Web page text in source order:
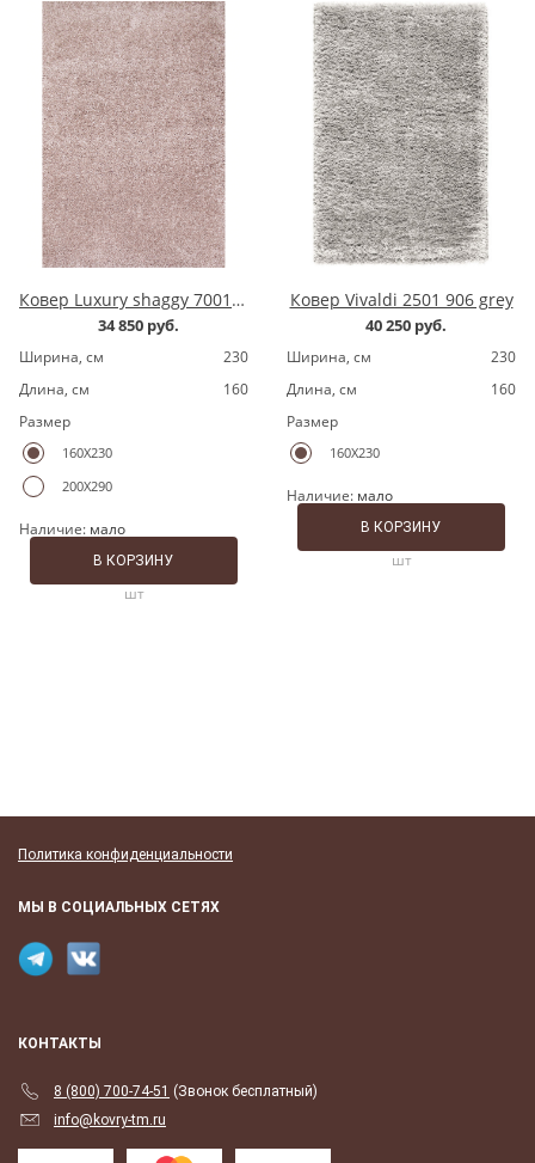
Ковер Luxury shaggy 7001200.8 pink
34 850 руб.
Ширина, cм
230
Длина, cм
160
Размер
160X230
200X290
Наличие: мало
шт
В КОРЗИНУ
Ковер Vivaldi 2501 906 grey
40 250 руб.
Ширина, cм
230
Длина, cм
160
Размер
160X230
Наличие: мало
шт
В КОРЗИНУ
Политика конфиденциальности
МЫ В СОЦИАЛЬНЫХ СЕТЯХ
КОНТАКТЫ
8 (800) 700-74-51 (Звонок бесплатный)
info@kovry-tm.ru